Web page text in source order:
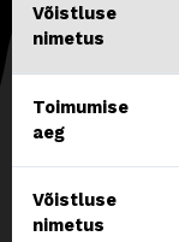
Võistluse
nimetus
Toimumise
aeg
Võistluse
nimetus